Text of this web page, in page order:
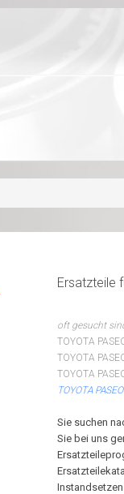
Ersatzteile
oft gesucht
TOYOTA
TOYOTA
TOYOTA
TOYOTA
Sie suchen
Sie bei uns
Instandsetzen